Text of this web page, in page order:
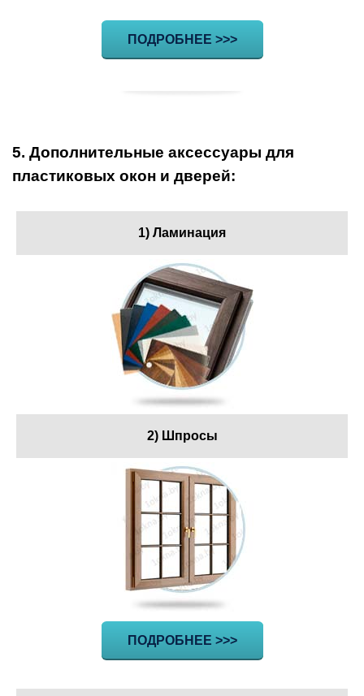
ПОДРОБНЕЕ >>>
5. Дополнительные аксессуары для
пластиковых окон и дверей:
1) Ламинация
2) Шпросы
ПОДРОБНЕЕ >>>